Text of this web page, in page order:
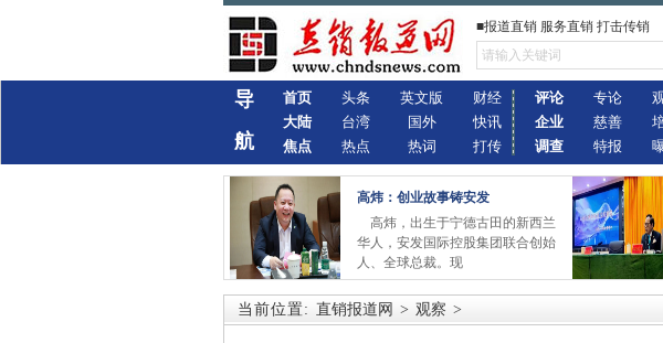
■报道直销 服务直销 打击传销
导
航
首页
大陆
焦点
头条
台湾
热点
英文版
国外
热词
财经
快讯
打传
评论
企业
调查
专论
慈善
特报
高炜：创业故事铸安发
高炜，出生于宁德古田的新西兰
华人，安发国际控股集团联合创始
人、全球总裁。现
当前位置: 直销报道网 > 观察 >